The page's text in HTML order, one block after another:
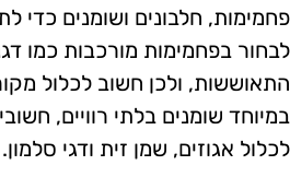
פחמימות, חלבונים ושומנים כדי
לבחור בפחמימות מורכבות כמו
התאוששות, ולכן חשוב לכלול
במיוחד שומנים בלתי רוויים,
לכלול אגוזים, שמן זית ודגי סלמון.